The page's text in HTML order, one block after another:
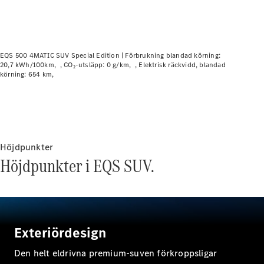
Sedan
CLA
C-Klass
Sedan
Klass
Elektrisk
EQE
Sedan
Elektrisk
EQS
Sedan
Elektrisk
EQS 500 4MATIC SUV Special Edition | Förbrukning blandad körning:
20,7 kWh/100km
CO₂-utsläpp: 0 g/km
Elektrisk räckvidd, blandad
körning: 654 km
Höjdpunkter
Höjdpunkter i EQS SUV.
Exteriördesign
Den helt eldrivna premium-suven förkroppsligar